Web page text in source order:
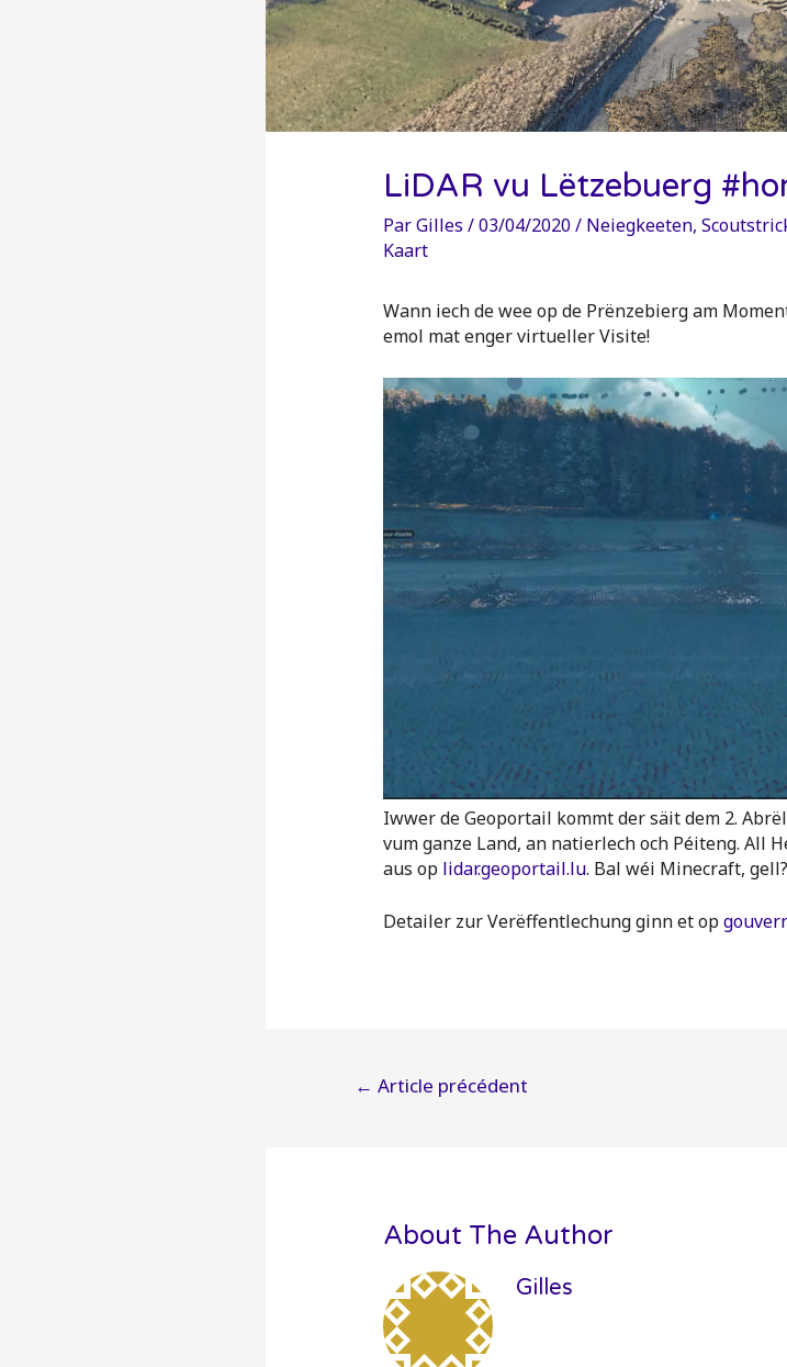
LiDAR vu Lëtzebuerg
ParGilles /03/04/2020/ Neiegkeeten,
Kaart
Wann iech de wee op de Prënzebierg am
emol mat enger virtueller Visite!
Iwwer de Geoportail kommt der säit dem 2.
vum ganze Land, an natierlech och Péiteng. All
aus op lidar.geoportail.lu. Bal wéi Minecraft, gell?
Detailer zur Verëffentlechung ginn et op
Navigation
← Article précédent
About The Author
Gilles